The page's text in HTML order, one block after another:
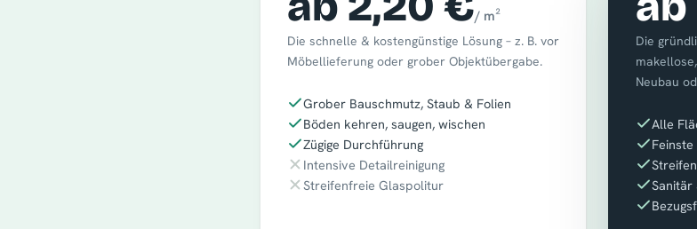
/ m²
Die schnelle & kostengünstige Lösung – z. B. vor
Möbellieferung oder grober Objektübergabe.
Grober Bauschmutz, Staub & Folien
Böden kehren, saugen, wischen
Zügige Durchführung
Intensive Detailreinigung
Streifenfreie Glaspolitur
Die
Neubau
Alle
Sanitär